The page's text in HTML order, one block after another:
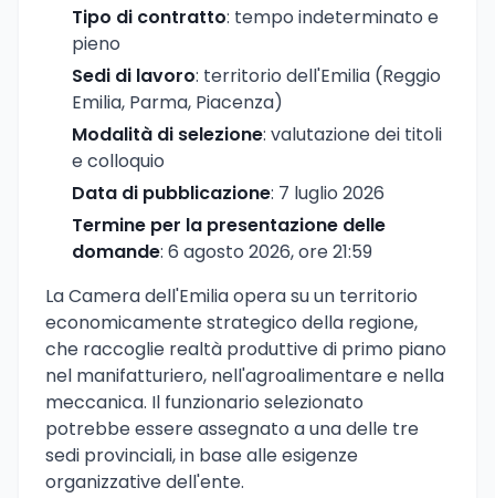
Tipo di contratto: tempo indeterminato e
pieno
Sedi di lavoro: territorio dell'Emilia (Reggio
Emilia, Parma, Piacenza)
Modalità di selezione: valutazione dei titoli
e colloquio
Data di pubblicazione: 7 luglio 2026
Termine per la presentazione delle
domande: 6 agosto 2026, ore 21:59
La Camera dell'Emilia opera su un territorio
economicamente strategico della regione,
che raccoglie realtà produttive di primo piano
nel manifatturiero, nell'agroalimentare e nella
meccanica. Il funzionario selezionato
potrebbe essere assegnato a una delle tre
sedi provinciali, in base alle esigenze
organizzative dell'ente.